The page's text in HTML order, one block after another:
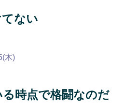
ない
木)
時点で格闘なのだ